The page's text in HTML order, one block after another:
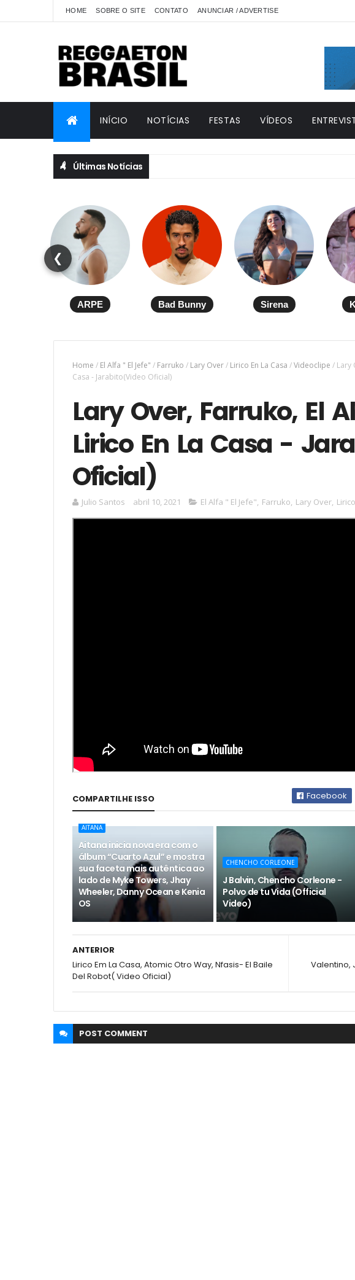
HOME SOBRE O SITE CONTATO ANUNCIAR / ADVERTISE
INÍCIO NOTÍCIAS FESTAS VÍDEOS
Últimas Notícias
❮
ARPE Bad Bunny Sirena
Home / El Alfa " El Jefe" / Farruko / Lary Over/ Lirico En La Casa /Videoclipe / Lary
Casa - Jarabito(Video Oficial)
Lary Over, Farruko, El
Lirico En La Casa -
Oficial)
Julio Santos abril 10, 2021 El Alfa " El Jefe", Farruko, Lary Over,
COMPARTILHE ISSO Facebook
AITANA
Aitana inicia nova era com o
álbum “Cuarto Azul” e mostra
sua faceta mais autêntica ao
lado de Myke Towers, Jhay
Wheeler, Danny Ocean e Kenia
OS
CHENCHO CORLEONE
J Balvin, Chencho Corleone -
Polvo de tu Vida (Official
Video)
Valentino,
ANTERIOR
Lirico Em La Casa, Atomic Otro Way, Nfasis- El Baile
Del Robot( Video Oficial)
POST COMMENT